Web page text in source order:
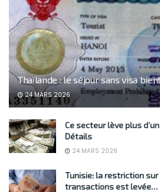
Thaïlande : le séjour sans visa
24 MARS 2026
Ce secteur lève plus
Détails
24 MARS 2026
Tunisie: la restriction
transactions est levée…